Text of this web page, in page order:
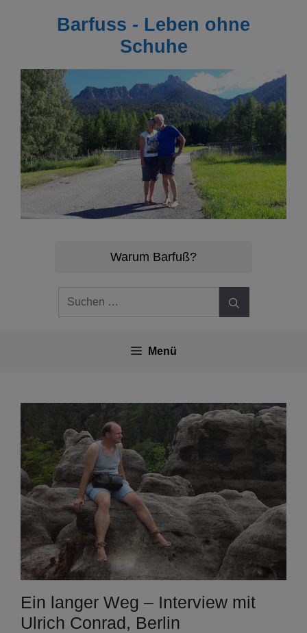
Barfuss - Leben ohne
Schuhe
Warum Barfuß?
Suchen
Menü
Ein langer Weg – Interview mit
Ulrich Conrad, Berlin